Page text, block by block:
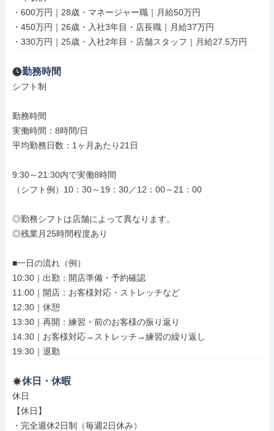
・600万円｜28歳・マネージャー職｜月給50万円
・450万円｜26歳・入社3年目・店長職｜月給37万円
・330万円｜25歳・入社2年目・店舗スタッフ｜月給27.5万円
勤務時間
シフト制
勤務時間
実働時間：8時間/日
平均勤務日数：1ヶ月あたり21日
9:30～21:30内で実働8時間
（シフト例）10：30～19：30／12：00～21：00
◎勤務シフトは店舗によって異なります。
◎残業月25時間程度あり
■一日の流れ（例）
10:30｜出勤：開店準備・予約確認
11:00｜開店：お客様対応・ストレッチなど
12:30｜休憩
13:30｜再開：練習・前のお客様の振り返り
14:30｜お客様対応→ストレッチ→練習の繰り返し
19:30｜退勤
休日・休暇
休日
【休日】
・完全週休2日制（毎週2日休み）